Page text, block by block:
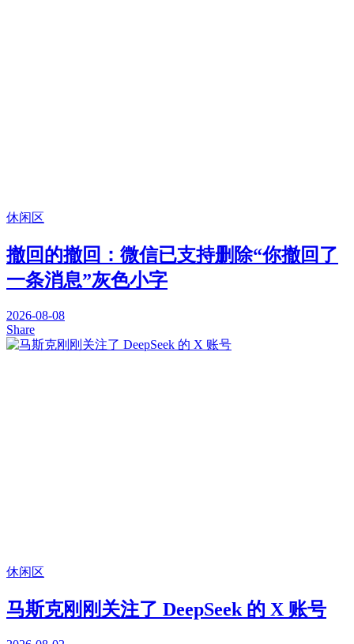
休闲区
撤回的撤回：微信已支持删除“你撤回了
一条消息”灰色小字
2026-08-08
Share
休闲区
马斯克刚刚关注了 DeepSeek 的 X 账号